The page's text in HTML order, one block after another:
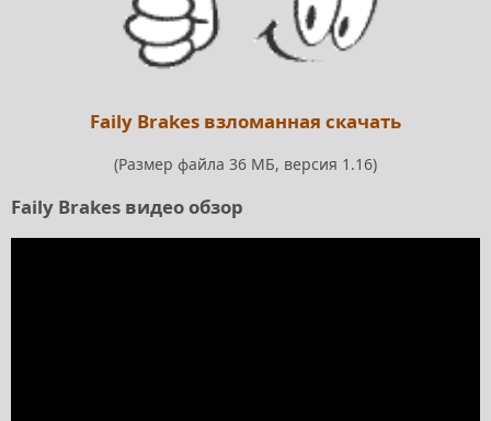
Faily Brakes взломанная скачать
(Размер файла 36 МБ, версия 1.16)
Faily Brakes видео обзор